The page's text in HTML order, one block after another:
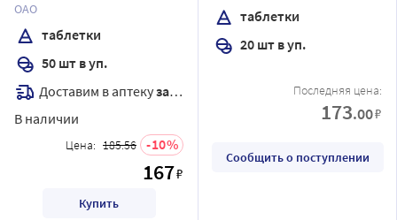
ОАО
таблетки
50 шт в уп.
Доставим в аптекузавтра
В наличии
Цена: 185.56 10
167₽
Купить
таблетки
20 шт в уп.
Последняя цена:
173.00₽
Сообщить о поступлении